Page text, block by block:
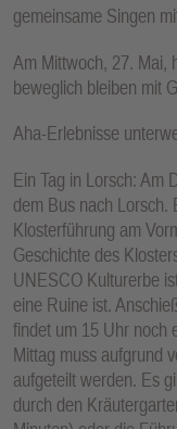
gemeinsame Singen
Am Mittwoch, 27. Mai,
beweglich bleiben mit
Aha-Erlebnisse
Ein Tag in Lorsch: Am
dem Bus nach Lorsch.
Klosterführung am
Geschichte des
UNESCO Kulturerbe
eine Ruine ist.
findet um 15 Uhr noch
Mittag muss aufgrund
aufgeteilt werden. Es
durch den